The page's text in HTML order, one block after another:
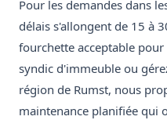
Pour les demandes dans
délais s'allongent de 15 à
fourchette acceptable
syndic d'immeuble ou
région de Rumst, nous
maintenance planifiée qui